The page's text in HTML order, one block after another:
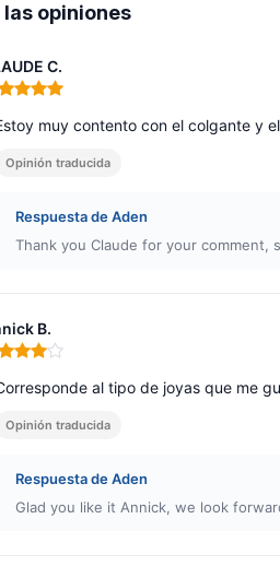
las opiniones
C.
5 de 5
muy contento con el colgante y
Opinión traducida
Respuesta de Aden
Thank you Claude for your comment,
B.
4 de 5
al tipo de joyas que me
Opinión traducida
Respuesta de Aden
Glad you like it Annick, we look